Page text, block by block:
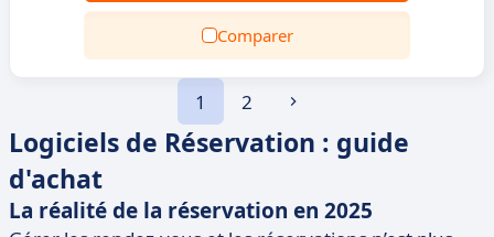
Comparer
1 2
Logiciels de Réservation : guide
d'achat
La réalité de la réservation en 2025